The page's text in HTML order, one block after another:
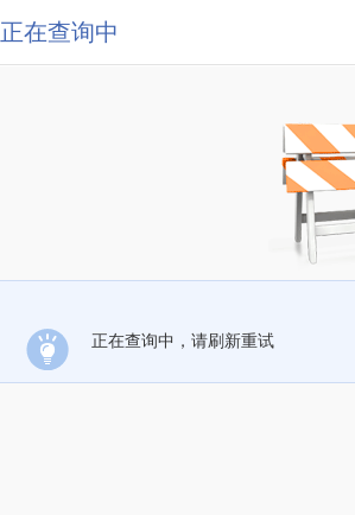
正在查询中
正在查询中，请刷新重试